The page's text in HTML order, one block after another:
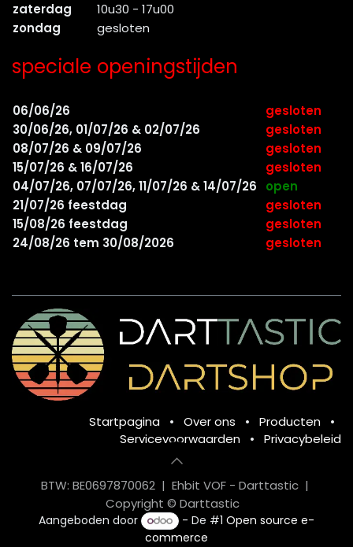
zaterdag
10u30 - 17u00
zondag
gesloten
speciale openingstijden
06/06/26
gesloten
30/06/26, 01/07/26 & 02/07/26
gesloten
08/07/26 & 09/07/26
gesloten
15/07/26 & 16/07/26
gesloten
04/07/26, 07/07/26, 11/07/26 & 14/07/26
open
21/07/26 feestdag
gesloten
15/08/26 feestdag
gesloten
24/08/26 tem 30/08/2026
gesloten
Startpagina • Over ons • Producten
•
Servicevoorwaarden
• Privacybeleid
BTW: BE0697870062 | Ehbit VOF - Darttastic |
Copyright © Darttastic
Aangeboden door - De #1Open source e-
commerce